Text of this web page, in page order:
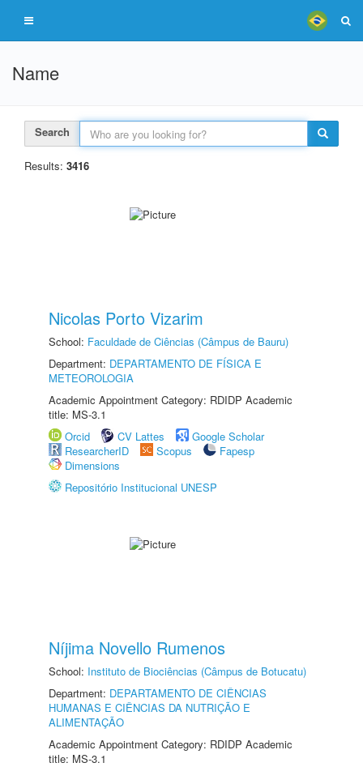
Name
Search
Results: 3416
Nicolas Porto Vizarim
School: Faculdade de Ciências (Câmpus de Bauru)
Department: DEPARTAMENTO DE FÍSICA E
METEOROLOGIA
Academic Appointment Category: RDIDP Academic
title: MS-3.1
Orcid
CV Lattes
Google Scholar
ResearcherID
Scopus
Fapesp
Dimensions
Repositório Institucional UNESP
Níjima Novello Rumenos
School: Instituto de Biociências (Câmpus de Botucatu)
Department: DEPARTAMENTO DE CIÊNCIAS
HUMANAS E CIÊNCIAS DA NUTRIÇÃO E
ALIMENTAÇÃO
Academic Appointment Category: RDIDP Academic
title: MS-3.1